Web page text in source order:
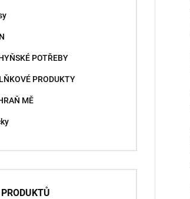
POTŘEBY
PRODUKTY
MĚ